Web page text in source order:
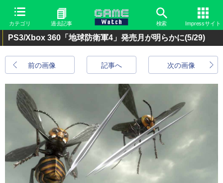
カテゴリ 過去記事 検索 Impressサイト
PS3/Xbox 360「地球防衛軍4」発売月が明らかに(5/29)
前の画像 次の画像
記事へ